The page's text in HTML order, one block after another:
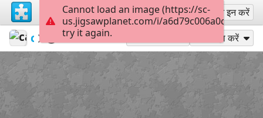
साइन अप साइन इन करें
calaquita Untitled
Pizza साझा करें
Cannot load an image (https://sc-
us.jigsawplanet.com/i/
try it again.